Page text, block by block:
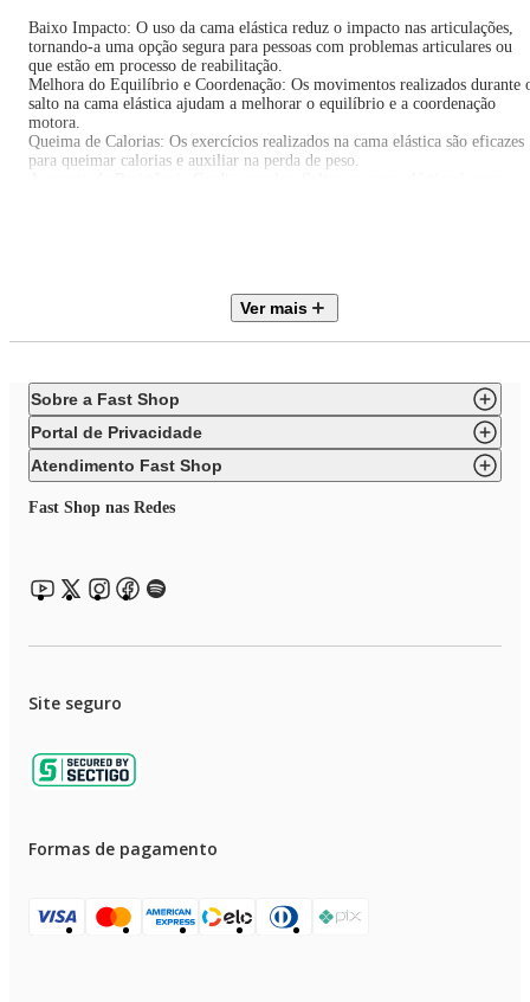
Baixo Impacto: O uso da cama elástica reduz o impacto nas articulações,
tornando-a uma opção segura para pessoas com problemas articulares ou
que estão em processo de reabilitação.
Melhora do Equilíbrio e Coordenação: Os movimentos realizados durante
salto na cama elástica ajudam a melhorar o equilíbrio e a coordenação
motora.
Queima de Calorias: Os exercícios realizados na cama elástica são eficazes
para queimar calorias e auxiliar na perda de peso.
Classificação de Uso: Residencial
Peso Máximo Usuário: 150 kg
Molas: 32
Lona: Reforçada
Dimensões do Produto (AXL): 22 x 97 cm
Dimensões da Embalagem (AxLxP): 97 x 97 x 5.5 cm
Peso Líquido: 6kg
Peso Bruto: 7kg
Ver mais
Sobre a Fast Shop
Portal de Privacidade
Atendimento Fast Shop
Fast Shop nas Redes
Site seguro
Formas de pagamento